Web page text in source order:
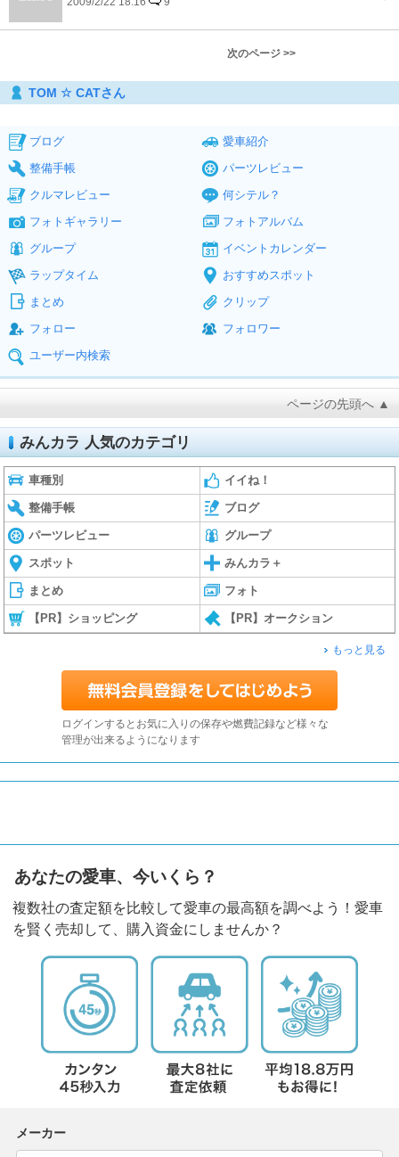
次のページ >>
TOM ☆ CATさん
ブログ
愛車紹介
整備手帳
パーツレビュー
クルマレビュー
何シテル？
フォトギャラリー
フォトアルバム
グループ
イベントカレンダー
ラップタイム
おすすめスポット
まとめ
クリップ
フォロー
フォロワー
ユーザー内検索
ページの先頭へ ▲
みんカラ 人気のカテゴリ
車種別 イイね！
整備手帳 ブログ
パーツレビュー グループ
スポット みんカラ＋
まとめ フォト
【PR】ショッピング 【PR】オークション
もっと見る
ログインするとお気に入りの保存や燃費記録など様々な
管理が出来るようになります
あなたの愛車、今いくら？
複数社の査定額を比較して愛車の最高額を調べよう！愛車
を賢く売却して、購入資金にしませんか？
メーカー